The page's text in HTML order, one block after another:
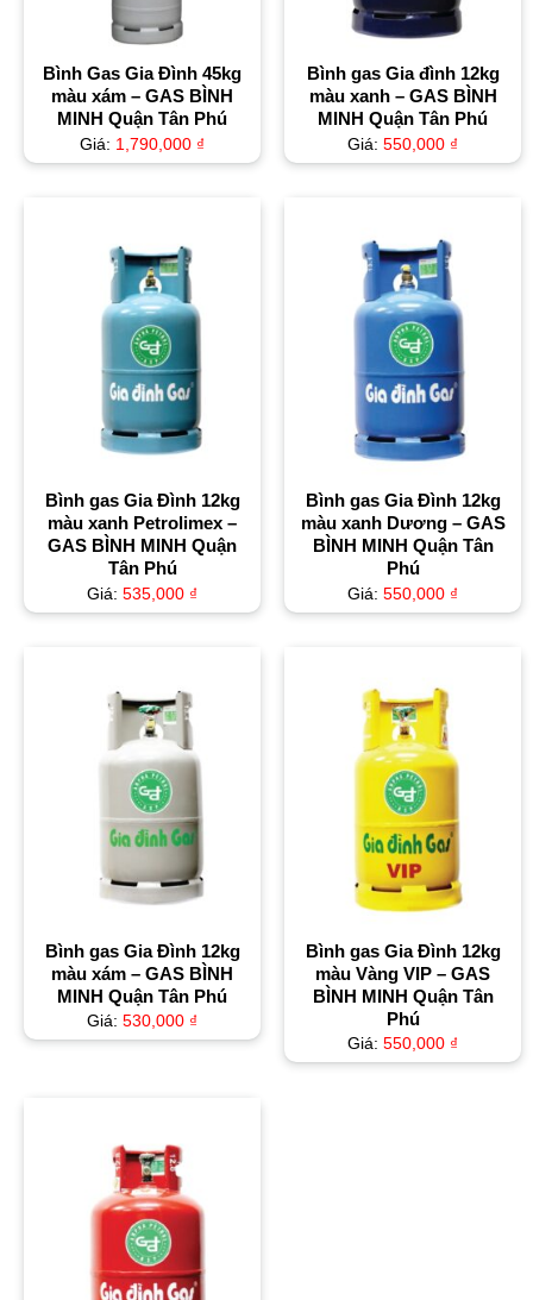
Bình Gas Gia Đình 45kg
màu xám – GAS BÌNH
MINH Quận Tân Phú
Giá: 1,790,000 ₫
Bình gas Gia đình 12kg
màu xanh – GAS BÌNH
MINH Quận Tân Phú
Giá: 550,000 ₫
Bình gas Gia Đình 12kg
màu xanh Petrolimex –
GAS BÌNH MINH Quận
Tân Phú
Giá: 535,000 ₫
Bình gas Gia Đình 12kg
màu xanh Dương – GAS
BÌNH MINH Quận Tân
Phú
Giá: 550,000 ₫
Bình gas Gia Đình 12kg
màu xám – GAS BÌNH
MINH Quận Tân Phú
Giá: 530,000 ₫
Bình gas Gia Đình 12kg
màu Vàng VIP – GAS
BÌNH MINH Quận Tân
Phú
Giá: 550,000 ₫